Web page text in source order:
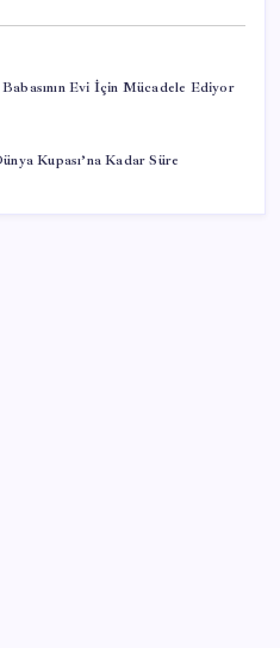
Evi İçin Mücadele Ediyor
Kupası’na Kadar Süre